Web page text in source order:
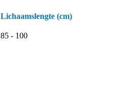
Lichaamslengte (cm)
85 - 100